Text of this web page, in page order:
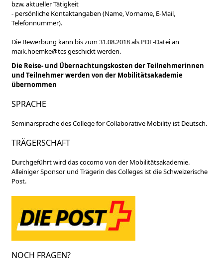
bzw. aktueller Tätigkeit
- persönliche Kontaktangaben (Name, Vorname, E-Mail,
Telefonnummer).
Die Bewerbung kann bis zum 31.08.2018 als PDF-Datei an
maik.hoemke@tcs geschickt werden.
Die Reise- und Übernachtungskosten der Teilnehmerinnen
und Teilnehmer werden von der Mobilitätsakademie
übernommen
SPRACHE
Seminarsprache des College for Collaborative Mobility ist Deutsch.
TRÄGERSCHAFT
Durchgeführt wird das cocomo von der Mobilitätsakademie.
Alleiniger Sponsor und Trägerin des Colleges ist die Schweizerische
Post.
NOCH FRAGEN?